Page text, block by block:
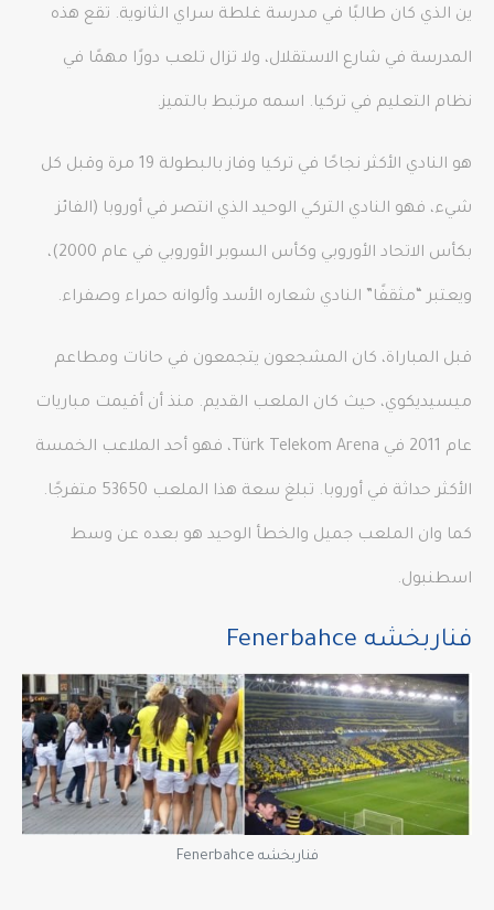
ين الذي كان طالبًا في مدرسة غلطة سراي الثانوية. تقع هذه
المدرسة في شارع الاستقلال، ولا تزال تلعب دورًا مهمًا في
نظام التعليم في تركيا. اسمه مرتبط بالتميز.
هو النادي الأكثر نجاحًا في تركيا وفاز بالبطولة 19 مرة وقبل كل
شيء، فهو النادي التركي الوحيد الذي انتصر في أوروبا (الفائز
بكأس الاتحاد الأوروبي وكأس السوبر الأوروبي في عام 2000)،
ويعتبر “مثقفًا” النادي شعاره الأسد وألوانه حمراء وصفراء.
قبل المباراة، كان المشجعون يتجمعون في حانات ومطاعم
ميسيديكوي، حيث كان الملعب القديم. منذ أن أقيمت مباريات
عام 2011 في Türk Telekom Arena، فهو أحد الملاعب الخمسة
الأكثر حداثة في أوروبا. تبلغ سعة هذا الملعب 53650 متفرجًا.
كما وان الملعب جميل والخطأ الوحيد هو بعده عن وسط
اسطنبول.
فناربخشه Fenerbahce
فناربخشه Fenerbahce